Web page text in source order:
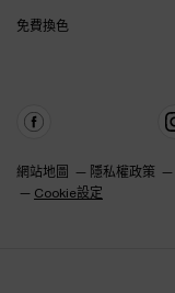
免費換色
網站地圖 隱私權政策
Cookie設定